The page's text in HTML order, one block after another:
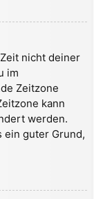
nicht deiner
im
Zeitzone
kann
werden.
guter Grund,